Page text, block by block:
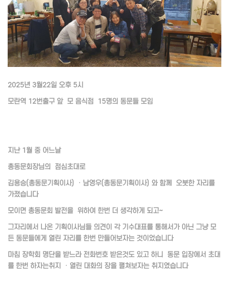
2025년 3월22일 오후 5시
모란역 12번출구 앞 모 음식점 15명의 동문들 모임
지난 1월 중 어느날
총동문회장님의 점심초대로
김용승(총동문기획이사) ㆍ남영우(총동문기획이사) 와 함께 오붓한 자리를
가졌습니다
모이면 총동문회 발전을 위하여 한번 더 생각하게 되고~
그자리에서 나온 기획이사님들 의견이 각 기수대표를 통해서가 아닌 그냥 모
든 동문들에게 열린 자리를 한번 만들어보자는 것이었습니다
마침 장학회 명단을 받느라 전화번호 받은것도 있고 하니 동문 입장에서 초대
를 한번 하자는취지 ㆍ열린 대화의 장을 펼쳐보자는 취지였습니다